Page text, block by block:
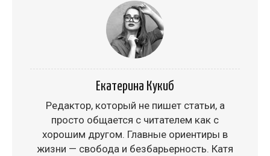
Екатерина Кукиб
Редактор, который не пишет статьи, а
просто общается с читателем как с
хорошим другом. Главные ориентиры в
жизни — свобода и безбарьерность. Катя